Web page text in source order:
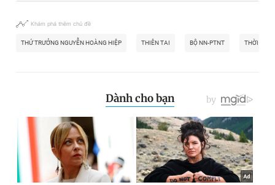
Khám phá thêm chủ đề
THỨ TRƯỞNG NGUYỄN HOÀNG HIỆP THIÊN TAI BỘ NN-PTNT THỜI TIẾT